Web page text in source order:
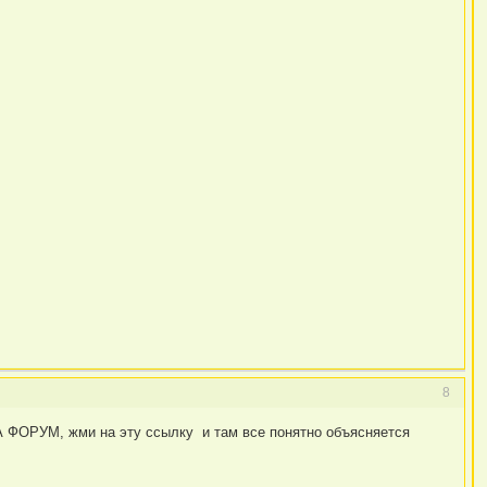
8
жми на эту ссылку и там все понятно объясняется